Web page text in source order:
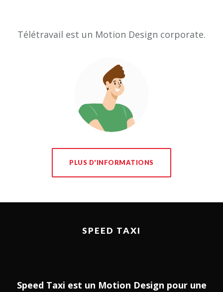
Télétravail est un Motion Design corporate.
PLUS D'INFORMATIONS
SPEED TAXI
Speed Taxi est un Motion Design pour une